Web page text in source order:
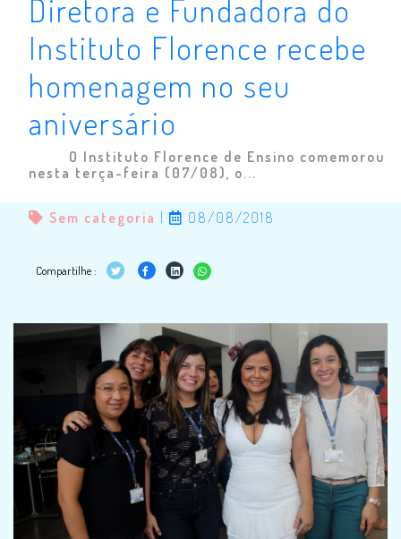
Diretora e Fundadora do
Instituto Florence recebe
homenagem no seu
aniversário
O Instituto Florence de Ensino comemorou
nesta terça-feira (07/08), o...
Sem categoria 08/08/2018
Compartilhe :